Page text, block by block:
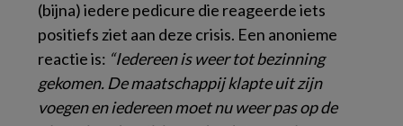
(bijna) iedere pedicure die reageerde iets
positiefs ziet aan deze crisis. Een anonieme
reactie is: “Iedereen is weer tot bezinning
gekomen. De maatschappij klapte uit zijn
voegen en iedereen moet nu weer pas op de